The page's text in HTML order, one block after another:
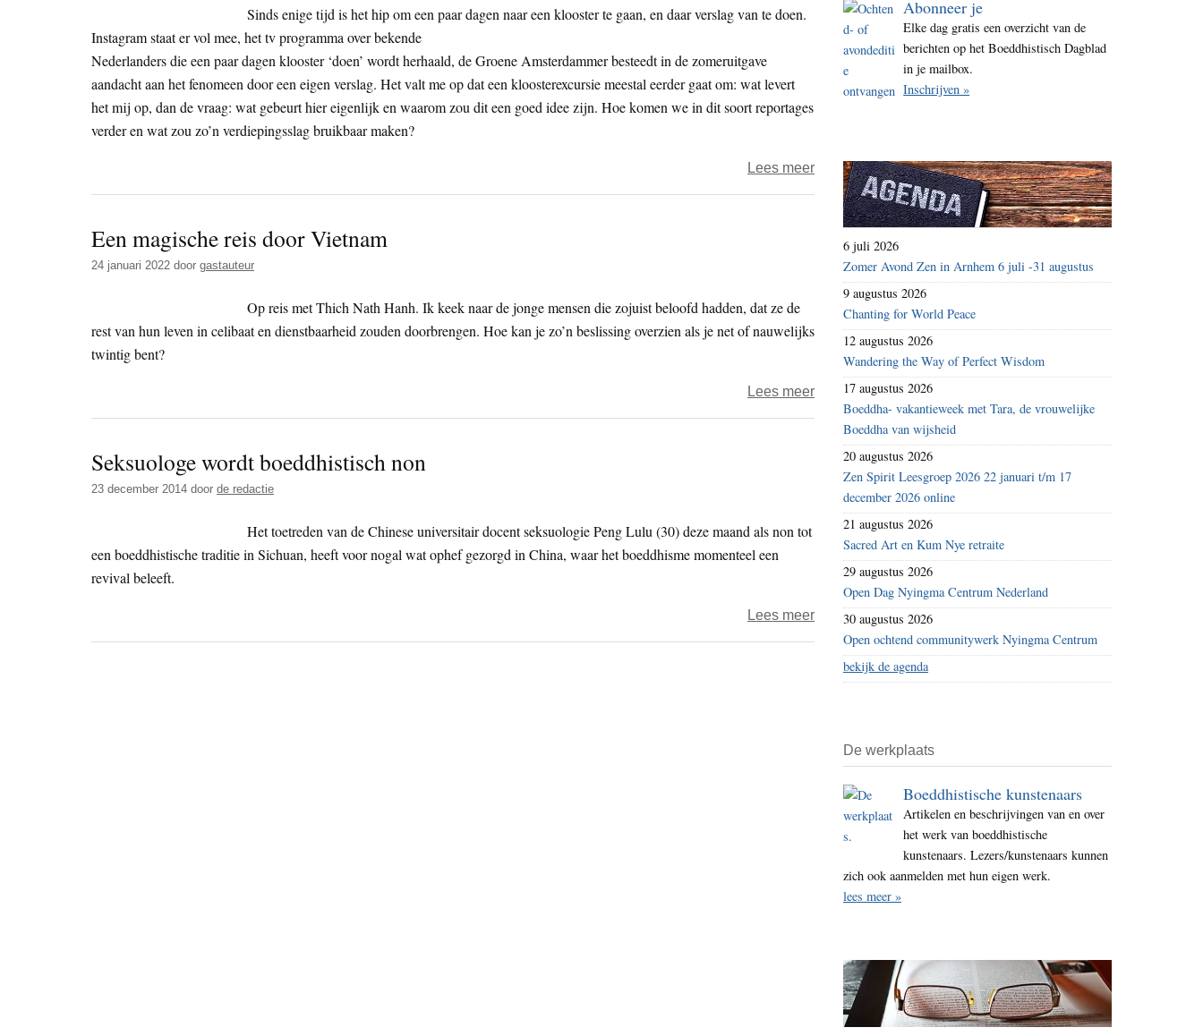
i
t
Sinds enige tijd is het hip om een paar dagen naar een klooster te gaan, en daar verslag van te doen.
Instagram staat er vol mee, het tv programma over bekende
Nederlanders die een paar dagen klooster ‘doen’ wordt herhaald, de Groene Amsterdammer besteedt in de zomeruitgave
aandacht aan het fenomeen door een eigen verslag. Het valt me op dat een kloosterexcursie meestal eerder gaat om: wat levert
het mij op, dan de vraag: wat gebeurt hier eigenlijk en waarom zou dit een goed idee zijn. Hoe komen we in dit soort reportages
verder en wat zou zo’n verdiepingsslag bruikbaar maken?
Lees meerover
Monastiek
leven
betekenis
mens
maatschappij
Een magische reis door Vietnam
24 januari 2022 door gastauteur
Op reis met Thich Nath Hanh. Ik keek naar de jonge mensen die zojuist beloofd hadden, dat ze de
rest van hun leven in celibaat en dienstbaarheid zouden doorbrengen. Hoe kan je zo’n beslissing overzien als je net of nauwelijks
twintig bent?
Lees meerover
magische
Vietnam
Seksuologe wordt boeddhistisch non
23 december 2014 door de redactie
Het toetreden van de Chinese universitair docent seksuologie Peng Lulu (30) deze maand als non tot
een boeddhistische traditie in Sichuan, heeft voor nogal wat ophef gezorgd in China, waar het boeddhisme momenteel een
revival beleeft.
Lees meerover
Seksuologe
wordt
boeddhistisch
Abonneer je
Elke dag gratis een overzicht van de
berichten op het Boeddhistisch Dagblad
in je mailbox.
Inschrijven »
6 juli 2026
Zomer Avond Zen in Arnhem 6 juli -31 augustus
9 augustus 2026
Chanting for World Peace
12 augustus 2026
Wandering the Way of Perfect Wisdom
17 augustus 2026
Boeddha- vakantieweek met Tara, de vrouwelijke
Boeddha van wijsheid
20 augustus 2026
Zen Spirit Leesgroep 2026 22 januari t/m 17
december 2026 online
21 augustus 2026
Sacred Art en Kum Nye retraite
29 augustus 2026
Open Dag Nyingma Centrum Nederland
30 augustus 2026
Open ochtend communitywerk Nyingma Centrum
bekijk de agenda
De werkplaats
Boeddhistische kunstenaars
Artikelen en beschrijvingen van en over
het werk van boeddhistische
kunstenaars. Lezers/kunstenaars kunnen
zich ook aanmelden met hun eigen werk.
lees meer »